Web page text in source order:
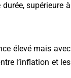
supérieure à
élevé mais avec
l’inflation et les